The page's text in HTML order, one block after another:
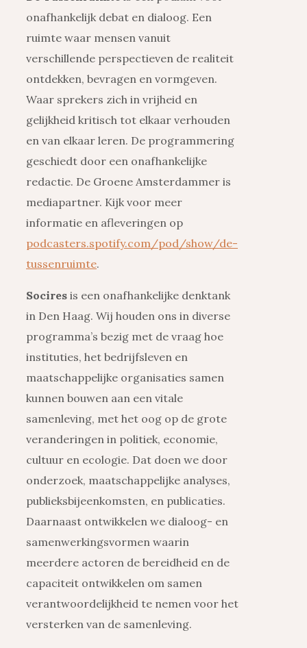
onafhankelijk debat en dialoog. Een
ruimte waar mensen vanuit
verschillende perspectieven de realiteit
ontdekken, bevragen en vormgeven.
Waar sprekers zich in vrijheid en
gelijkheid kritisch tot elkaar verhouden
en van elkaar leren. De programmering
geschiedt door een onafhankelijke
redactie. De Groene Amsterdammer is
mediapartner. Kijk voor meer
informatie en afleveringen op
podcasters.spotify.com/pod/show/de-
tussenruimte.
Socires is een onafhankelijke denktank
in Den Haag. Wij houden ons in diverse
programma’s bezig met de vraag hoe
instituties, het bedrijfsleven en
maatschappelijke organisaties samen
kunnen bouwen aan een vitale
samenleving, met het oog op de grote
veranderingen in politiek, economie,
cultuur en ecologie. Dat doen we door
onderzoek, maatschappelijke analyses,
publieksbijeenkomsten, en publicaties.
Daarnaast ontwikkelen we dialoog- en
samenwerkingsvormen waarin
meerdere actoren de bereidheid en de
capaciteit ontwikkelen om samen
verantwoordelijkheid te nemen voor het
versterken van de samenleving.